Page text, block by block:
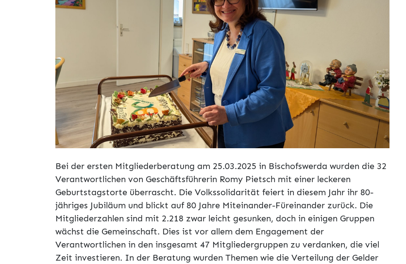
Bei der ersten Mitgliederberatung am 25.03.2025 in Bischofswerda wurden die 32
Verantwortlichen von Geschäftsführerin Romy Pietsch mit einer leckeren
Geburtstagstorte überrascht. Die Volkssolidarität feiert in diesem Jahr ihr 80-
jähriges Jubiläum und blickt auf 80 Jahre Miteinander-Füreinander zurück. Die
Mitgliederzahlen sind mit 2.218 zwar leicht gesunken, doch in einigen Gruppen
wächst die Gemeinschaft. Dies ist vor allem dem Engagement der
Verantwortlichen in den insgesamt 47 Mitgliedergruppen zu verdanken, die viel
Zeit investieren. In der Beratung wurden Themen wie die Verteilung der Gelder